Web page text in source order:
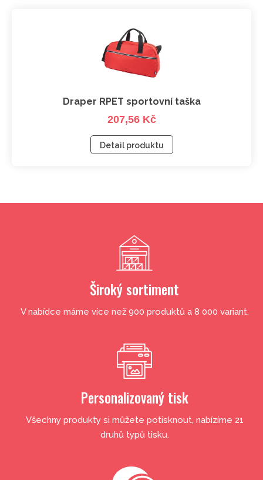
Draper RPET sportovní taška
207,56 Kč
Detail produktu
Široký sortiment
V nabídce máme více než 900 produktů a 8 000 variant.
Personalizovaný tisk
Všechny produkty si můžete potisknout, nabízíme 21
druhů typů tisku.